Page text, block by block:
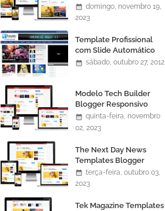
domingo, novembro 19,
2023
Template Profissional
com Slide Automático
0465sábado, outubro 27, 2012
Modelo Tech Builder
Blogger Responsivo
quinta-feira, novembro
02, 2023
The Next Day News
Templates Blogger
Responsivo
terça-feira, outubro 03,
2023
Tek Magazine Templates